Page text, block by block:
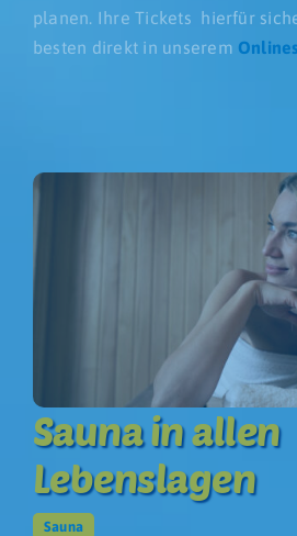
planen. Ihre Tickets hierfür
besten direkt in unserem
Sauna in allen
Lebenslagen
Sauna